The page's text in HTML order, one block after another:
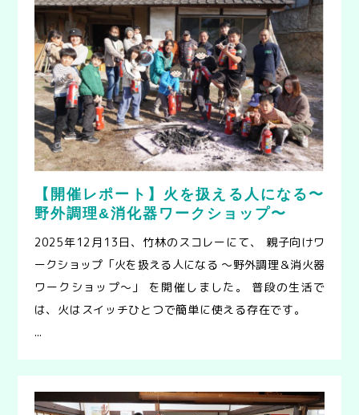
【開催レポート】火を扱える人になる〜
野外調理&消化器ワークショップ〜
2025年12月13日、竹林のスコレーにて、 親子向けワ
ークショップ「火を扱える人になる 〜野外調理＆消火器
ワークショップ〜」 を開催しました。 普段の生活で
は、火はスイッチひとつで簡単に使える存在です。
...